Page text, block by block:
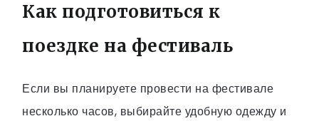
Как подготовиться к
поездке на фестиваль
Если вы планируете провести на фестивале
несколько часов, выбирайте удобную одежду и